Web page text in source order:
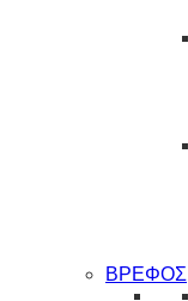
ΒΡΕΦΟΣ